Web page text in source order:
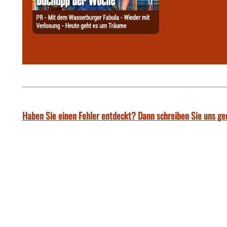
Haben Sie einen Fehler entdeckt? Dann schreiben Sie uns